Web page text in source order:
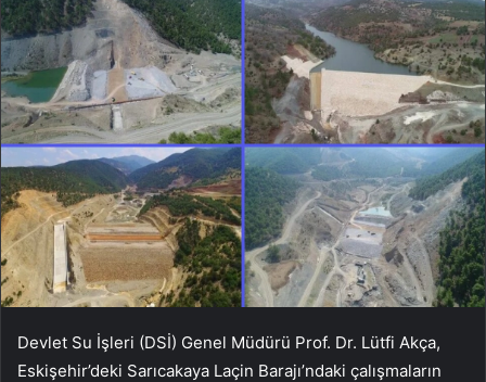
Devlet Su İşleri (DSİ) Genel Müdürü Prof. Dr. Lütfi Akça,
Eskişehir’deki Sarıcakaya Laçin Barajı’ndaki çalışmaların